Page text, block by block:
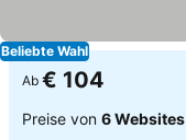
Beliebte Wahl
Ab € 104
Preise von 6 Websites